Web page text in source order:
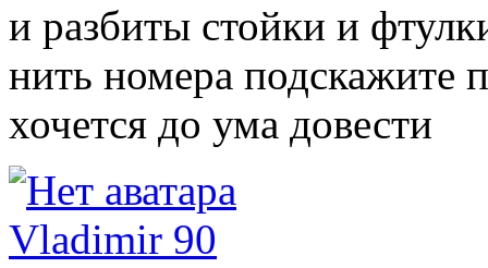
и разбиты стойки и
нить номера подскажите
хочется до ума довести
Vladimir 90